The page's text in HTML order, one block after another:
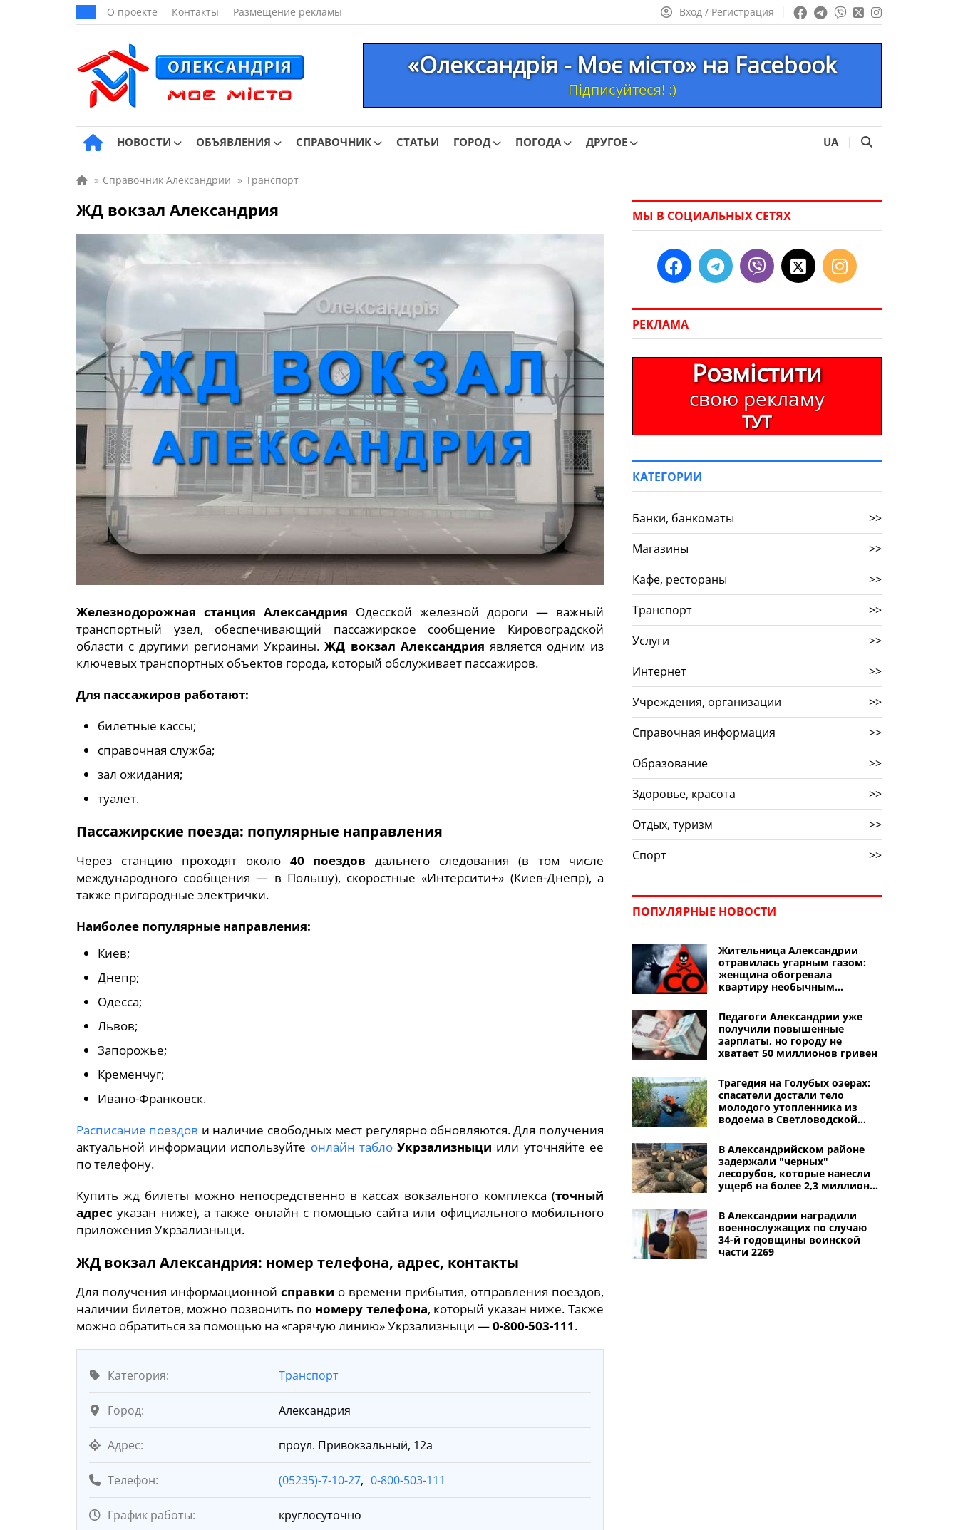
О проекте Контакты Размещение рекламы Вход / Регистрация
«Олександрія - Моє місто» на Facebook
Підписуйтеся! :)
НОВОСТИ ОБЪЯВЛЕНИЯ СПРАВОЧНИК СТАТЬИ ГОРОД ПОГОДА ДРУГОЕ UA
» Справочник Александрии » Транспорт
ЖД вокзал Александрия
Железнодорожная станция Александрия Одесской железной дороги — важный
транспортный узел, обеспечивающий пассажирское сообщение Кировоградской
области с другими регионами Украины.ЖД вокзал Александрия является одним из
ключевых транспортных объектов города, который обслуживает пассажиров.
Для пассажиров работают:
билетные кассы;
справочная служба;
зал ожидания;
туалет.
Пассажирские поезда: популярные направления
Через станцию проходят около 40 поездов дальнего следования (в том числе
международного сообщения — в Польшу), скоростные «Интерсити+» (Киев-Днепр), а
также пригородные электрички.
Наиболее популярные направления:
Киев;
Днепр;
Одесса;
Львов;
Запорожье;
Кременчуг;
Ивано-Франковск.
Расписание поездов и наличие свободных мест регулярно обновляются. Для получения
актуальной информации используйте онлайн табло Укрзализныци или уточняйте ее
по телефону.
Купить жд билеты можно непосредственно в кассах вокзального комплекса (точный
адрес указан ниже), а также онлайн с помощью сайта или официального мобильного
приложения Укрзализныци.
ЖД вокзал Александрия: номер телефона, адрес, контакты
Для получения информационной справки о времени прибытия, отправления поездов,
наличии билетов, можно позвонить по номеру телефона, который указан ниже. Также
можно обратиться за помощью на «гарячую линию» Укрзализныци —0-800-503-111.
Категория: Транспорт
Город: Александрия
Адрес: проул. Привокзальный, 12а
Телефон: (05235)-7-10-27, 0-800-503-111
График работы: круглосуточно
МЫ В СОЦИАЛЬНЫХ СЕТЯХ
РЕКЛАМА
Розмістити
свою рекламу
ТУТ
КАТЕГОРИИ
Банки, банкоматы
>>
Магазины
>>
Кафе, рестораны
>>
Транспорт
>>
Услуги
>>
Интернет
>>
Учреждения, организации
>>
Справочная информация
>>
Образование
>>
Здоровье, красота
>>
Отдых, туризм
>>
Спорт
>>
ПОПУЛЯРНЫЕ НОВОСТИ
Жительница Александрии
отравилась угарным газом:
женщина обогревала
квартиру необычным
Педагоги Александрии уже
получили повышенные
зарплаты, но городу не
хватает 50 миллионов гривен
Трагедия на Голубых озерах:
спасатели достали тело
молодого утопленника из
водоема в Светловодской
В Александрийском районе
задержали "черных"
лесорубов, которые нанесли
ущерб на более 2,3 миллиона
В Александрии наградили
военнослужащих по случаю
34-й годовщины воинской
части 2269